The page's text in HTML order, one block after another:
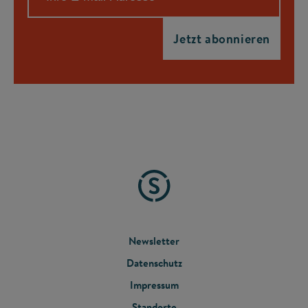
FOOTER
MENU
Newsletter
Datenschutz
Impressum